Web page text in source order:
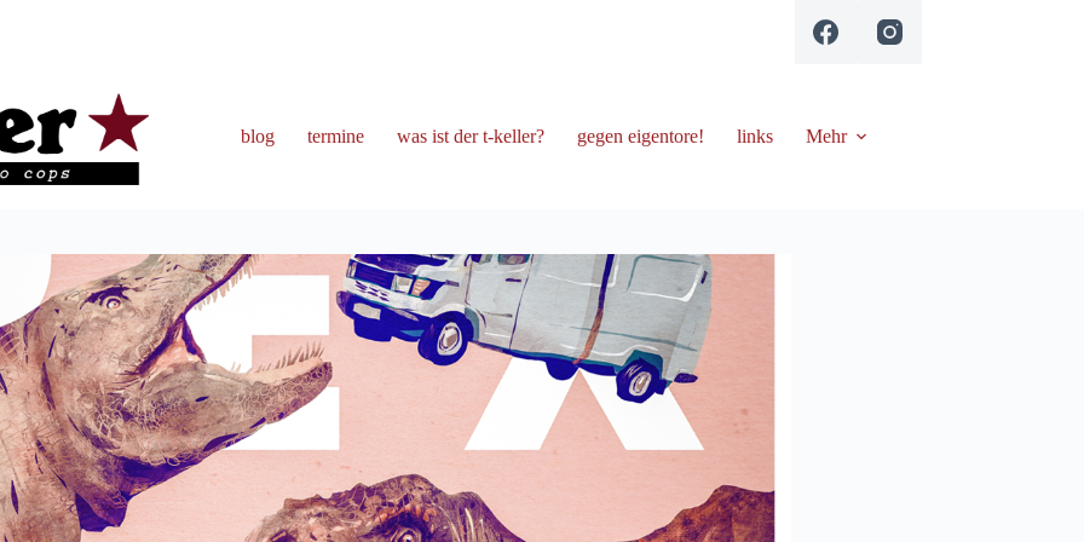
blog termine was ist der t-keller? gegen eigentore! links Mehr